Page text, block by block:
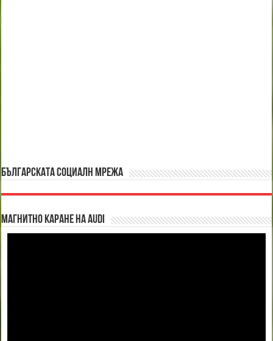
БЪЛГАРСКАТА СОЦИАЛН МРЕЖА
Магнитно каране на Audi